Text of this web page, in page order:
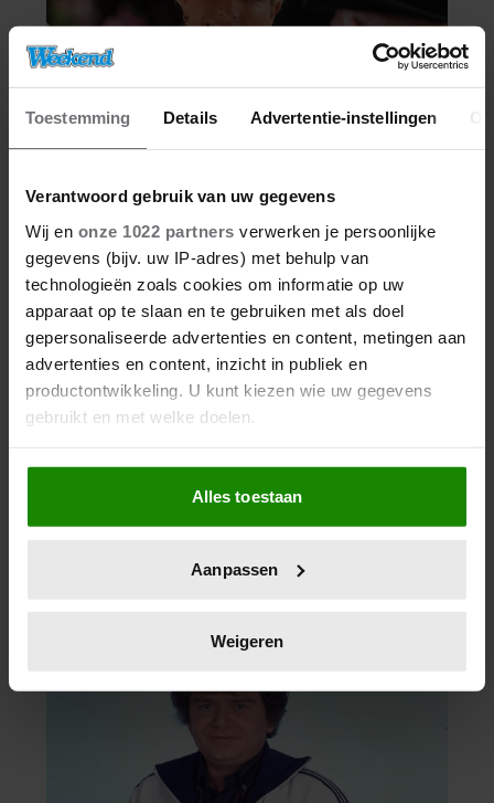
Toestemming Details Advertentie-instellingen
Verantwoord gebruik van uw gegevens
Wij en onze 1022 partners verwerken je persoonlijke
gegevens (bijv. uw IP-adres) met behulp van
technologieën zoals cookies om informatie op uw
apparaat op te slaan en te gebruiken met als doel
gepersonaliseerde advertenties en content, metingen aan
advertenties en content, inzicht in publiek en
productontwikkeling. U kunt kiezen wie uw gegevens
gebruikt en met welke doelen.
Als u het toestaat, willen we ook graag:
Informatie verzamelen over uw geografische
locatie, die tot een paar meter nauwkeurig kan zijn
scannen op specifieke eigenschappen (fingerprinting)
verwerkt en stel uw voorkeuren in het
intrekken in de Cookieverklaring.
We gebruiken cookies om content en advertenties te
personaliseren, om functies voor social media te bieden
en om ons websiteverkeer te analyseren. Ook delen we
Alles toestaan
Aanpassen
Weigeren